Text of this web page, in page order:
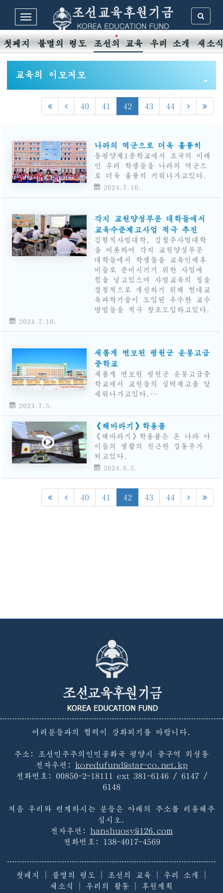
첫페지 불멸의 령도 조선의 교육 우리 소개 새소
교육의 이모저모
40 41 42 43 44
나라의 역군으로 더욱 훌륭히
동평양제1중학교에서 조국의 미래
인 우리 학생들을 나라의 역군으
로 더욱 훌륭히 키워나가고있다.
2024.7.10.
각지 교원양성부문 대학들에서
교육수준제고사업 적극 추진
김형직사범대학, 김철주사범대학
을 비롯하여 각지 교원양성부문
대학들에서 학생들을 교육인재후
비들로 준비시키기 위한 사업에
힘을 넣고있으며 사범교육의 질을
결정적으로 개선하기 위해 현대교
육과학기술이 도입된 우수한 교수
방법들을 적극 창조도입하고있다.
2024.7.10.
새롭게 변모된 평원군 운봉고급
중학교
새롭게 변모된 평원군 운봉고급중
학교에서 교원들의 실력제고를 앞
세워나가고있다.…
2024.7.5.
《해바라기》학용품
《해바라기》학용품은 온 나라 아
이들의 생활의 친근한 길동무가
되고있다.
2024.6.5.
40 41 42 43 44
여러분들과의 협력이 강화되기를 바랍니다.
주소: 조선민주주의인민공화국 평양시 중구역 외성동
전자우편: koredufund@star-co.net.kp
전화번호:
00850-2-18111 ext 381-6146 / 6147 /
6148
처음 우리와 련계하시는 분들은 아래의 주소를 리용해주
십시오.
전자우편: hanshuosy@126.com
전화번호: 138-4017-4569
첫페지 불멸의 령도 조선의 교육 우리 소개
새소식
우리의 활동 후원계획